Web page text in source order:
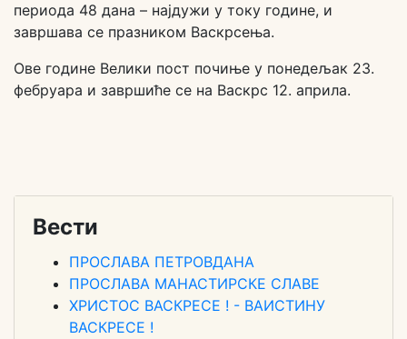
периода 48 дана – најдужи у току године, и
завршава се празником Васкрсења.
Ове године Велики пост почиње у понедељак 23.
фебруара и завршиће се на Васкрс 12. априла.
Вести
ПРОСЛАВА ПЕТРОВДАНА
ПРОСЛАВА МАНАСТИРСКЕ СЛАВЕ
ХРИСТОС ВАСКРЕСЕ ! - ВАИСТИНУ
ВАСКРЕСЕ !